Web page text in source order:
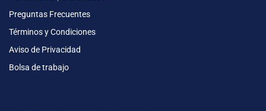
Preguntas Frecuentes
Términos y Condiciones
Aviso de Privacidad
Bolsa de trabajo